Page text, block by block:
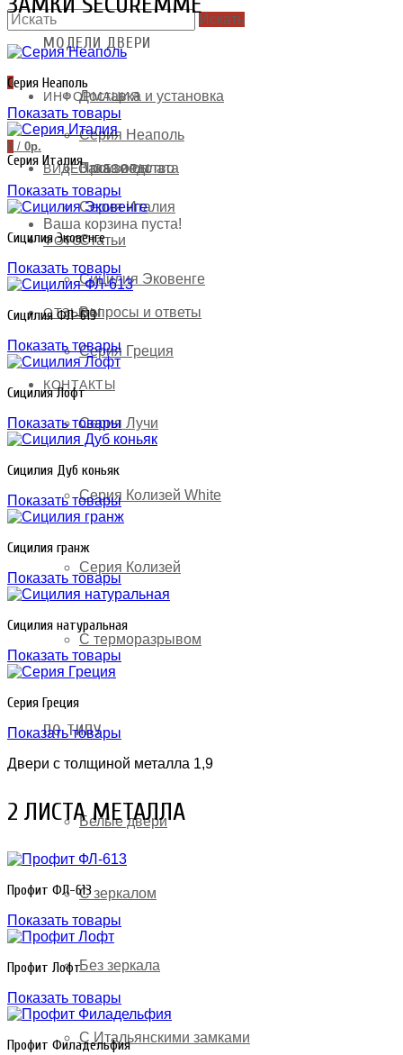
МОДЕЛИ ДВЕРИ
Серия Неаполь
Серия Италия
Сицилия Эковенге
Серия Греция
Серия Лучи
Серия Колизей White
Серия Колизей
С терморазрывом
ПО ТИПУ
Белые двери
С зеркалом
Без зеркала
С Итальянскими замками
СМЕТА И ОПЛАТА
Доставка и установка
Заказ и оплата
ИНФОРМАЦИЯ
Производство
Статьи
Вопросы и ответы
ВИДЕО ОБЗОРЫ
ФОТО
ОТЗЫВЫ
КОНТАКТЫ
Искать
0
0 / 0р.
Ваша корзина пуста!
Серия Неаполь
Показать товары
Серия Италия
Показать товары
Сицилия Эковенге
Показать товары
Сицилия ФЛ-613
Показать товары
Сицилия Лофт
Показать товары
Сицилия Дуб коньяк
Показать товары
Сицилия гранж
Показать товары
Сицилия натуральная
Показать товары
Серия Греция
Показать товары
Двери с толщиной металла 1,9
2 ЛИСТА МЕТАЛЛА
Профит ФЛ-613
Показать товары
Профит Лофт
Показать товары
Профит Филадельфия